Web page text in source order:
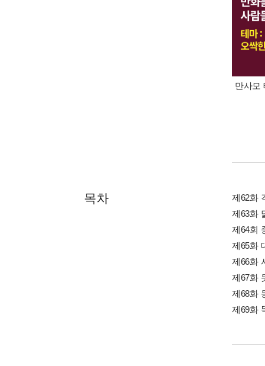
만사모
목차
제62화
제63화
제64회
제65화
제66화
제67화
제68화
제69화